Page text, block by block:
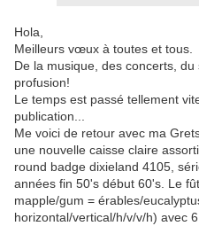
Hola,
Meilleurs vœux à toutes et tous.
De la musique, des concerts,
profusion!
Le temps est passé tellement
publication...
Me voici de retour avec ma
une nouvelle caisse claire
round badge dixieland 4105,
années fin 50's début 60's. Le
mapple/gum = érables/
horizontal/vertical/h/v/v/h) avec